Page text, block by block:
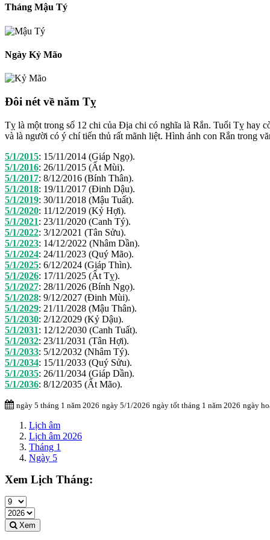
Tháng Mậu Tý
Ngày Kỷ Mão
Đôi nét về năm Tỵ
Tỵ là một trong số 12 chi của Địa chi có nghĩa là Rắn. Tuổi Tỵ hay
và là người có ý chí tiến thủ rất mãnh liệt. Hình ảnh con Rắn trong
5/1/2015: 15/11/2014 (Giáp Ngọ).
5/1/2016: 26/11/2015 (Ất Mùi).
5/1/2017: 8/12/2016 (Bính Thân).
5/1/2018: 19/11/2017 (Đinh Dậu).
5/1/2019: 30/11/2018 (Mậu Tuất).
5/1/2020: 11/12/2019 (Kỷ Hợi).
5/1/2021: 23/11/2020 (Canh Tý).
5/1/2022: 3/12/2021 (Tân Sửu).
5/1/2023: 14/12/2022 (Nhâm Dần).
5/1/2024: 24/11/2023 (Quý Mão).
5/1/2025: 6/12/2024 (Giáp Thìn).
5/1/2026: 17/11/2025 (Ất Tỵ).
5/1/2027: 28/11/2026 (Bính Ngọ).
5/1/2028: 9/12/2027 (Đinh Mùi).
5/1/2029: 21/11/2028 (Mậu Thân).
5/1/2030: 2/12/2029 (Kỷ Dậu).
5/1/2031: 12/12/2030 (Canh Tuất).
5/1/2032: 23/11/2031 (Tân Hợi).
5/1/2033: 5/12/2032 (Nhâm Tý).
5/1/2034: 15/11/2033 (Quý Sửu).
5/1/2035: 26/11/2034 (Giáp Dần).
5/1/2036: 8/12/2035 (Ất Mão).
ngày 5 tháng 1 năm 2026 ngày 5/1/2026 ngày tốt tháng 1 năm 2026 ngày
Lịch âm
Lịch âm 2026
Tháng 1
Ngày 5
Xem Lịch Tháng:
Xem